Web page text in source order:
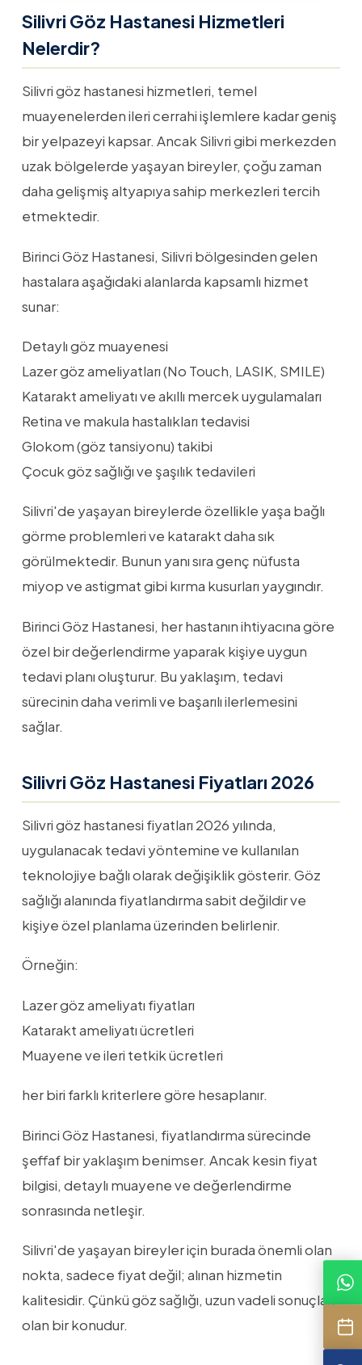
Silivri Göz Hastanesi Hizmetleri
Nelerdir?
Silivri göz hastanesi hizmetleri, temel
muayenelerden ileri cerrahi işlemlere kadar geniş
bir yelpazeyi kapsar. Ancak Silivri gibi merkezden
uzak bölgelerde yaşayan bireyler, çoğu zaman
daha gelişmiş altyapıya sahip merkezleri tercih
etmektedir.
Birinci Göz Hastanesi, Silivri bölgesinden gelen
hastalara aşağıdaki alanlarda kapsamlı hizmet
sunar:
Detaylı göz muayenesi
Lazer göz ameliyatları (No Touch, LASIK, SMILE)
Katarakt ameliyatı ve akıllı mercek uygulamaları
Retina ve makula hastalıkları tedavisi
Glokom (göz tansiyonu) takibi
Çocuk göz sağlığı ve şaşılık tedavileri
Silivri'de yaşayan bireylerde özellikle yaşa bağlı
görme problemleri ve katarakt daha sık
görülmektedir. Bunun yanı sıra genç nüfusta
miyop ve astigmat gibi kırma kusurları yaygındır.
Birinci Göz Hastanesi, her hastanın ihtiyacına göre
özel bir değerlendirme yaparak kişiye uygun
tedavi planı oluşturur. Bu yaklaşım, tedavi
sürecinin daha verimli ve başarılı ilerlemesini
sağlar.
Silivri Göz Hastanesi Fiyatları 2026
Silivri göz hastanesi fiyatları 2026 yılında,
uygulanacak tedavi yöntemine ve kullanılan
teknolojiye bağlı olarak değişiklik gösterir. Göz
sağlığı alanında fiyatlandırma sabit değildir ve
kişiye özel planlama üzerinden belirlenir.
Örneğin:
Lazer göz ameliyatı fiyatları
Katarakt ameliyatı ücretleri
Muayene ve ileri tetkik ücretleri
her biri farklı kriterlere göre hesaplanır.
Birinci Göz Hastanesi, fiyatlandırma sürecinde
şeffaf bir yaklaşım benimser. Ancak kesin fiyat
bilgisi, detaylı muayene ve değerlendirme
sonrasında netleşir.
Silivri'de yaşayan bireyler için burada önemli olan
nokta, sadece fiyat değil; alınan hizmetin
kalitesidir. Çünkü göz sağlığı, uzun vadeli sonuçları
olan bir konudur.